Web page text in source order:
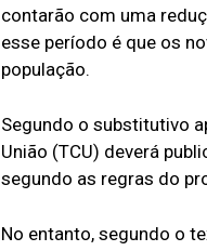
contarão com uma
esse período é que os
população.
Segundo o substitutivo
União (TCU) deverá
segundo as regras do
No entanto, segundo o